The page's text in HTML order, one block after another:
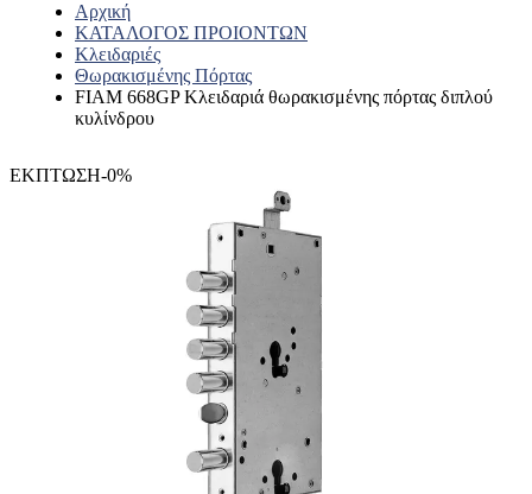
Αρχική
ΚΑΤΑΛΟΓΟΣ ΠΡΟΙΟΝΤΩΝ
Κλειδαριές
Θωρακισμένης Πόρτας
FIAM 668GP Κλειδαριά θωρακισμένης πόρτας διπλού
κυλίνδρου
ΕΚΠΤΩΣΗ-0%